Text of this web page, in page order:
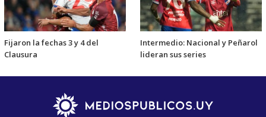
Fijaron la fechas 3 y 4 del
Clausura
Intermedio: Nacional y Peñarol
lideran sus series